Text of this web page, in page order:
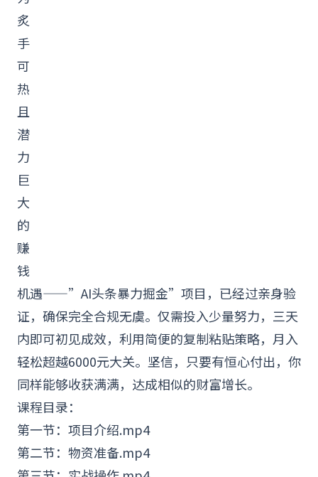
炙
手
可
热
且
潜
力
巨
大
的
赚
钱
机遇——” AI头条暴力掘金”项目，已经过亲身验
证，确保完全合规无虞。仅需投入少量努力，三天
内即可初见成效，利用简便的复制粘贴策略，月入
轻松超越6000元大关。坚信，只要有恒心付出，你
同样能够收获满满，达成相似的财富增长。
课程目录：
第一节：项目介绍.mp4
第二节：物资准备.mp4